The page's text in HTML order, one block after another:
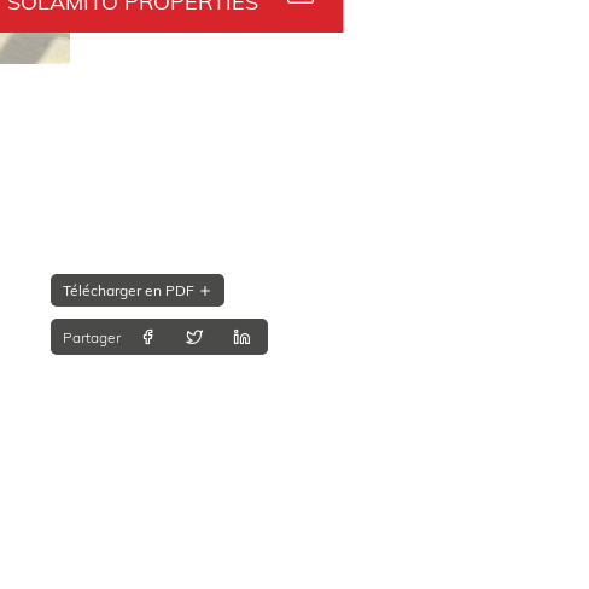
Télécharger en PDF
Partager